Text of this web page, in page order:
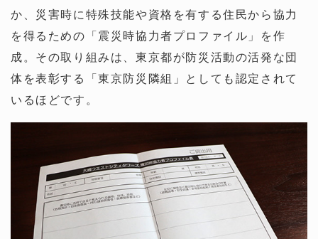
か、災害時に特殊技能や資格を有する住民から協力
を得るための「震災時協力者プロファイル」を作
成。その取り組みは、東京都が防災活動の活発な団
体を表彰する「東京防災隣組」としても認定されて
いるほどです。